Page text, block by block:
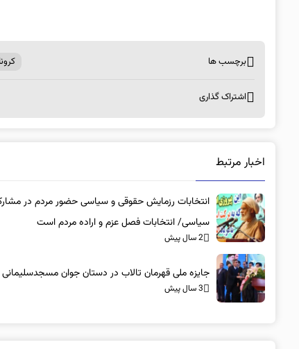
برچسب ها
اشتراک گذاری
اخبار مرتبط
انتخابات رزمایش حقوقی و سیاسی حضور مردم در
سیاسی/ انتخابات فصل عزم و اراده مردم است
2 سال پیش
جایزه ملی قهرمان تالاب در دستان جوان مسجدسلیمانی
3 سال پیش